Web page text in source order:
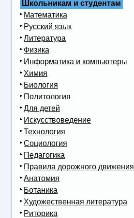
Школьникам и студентам
Математика
Русский язык
Литература
Физика
Информатика и компьютеры
Химия
Биология
Политология
Для детей
Искусствоведение
Технология
Социология
Педагогика
Правила дорожного движения
Анатомия
Ботаника
Художественная литература
Риторика